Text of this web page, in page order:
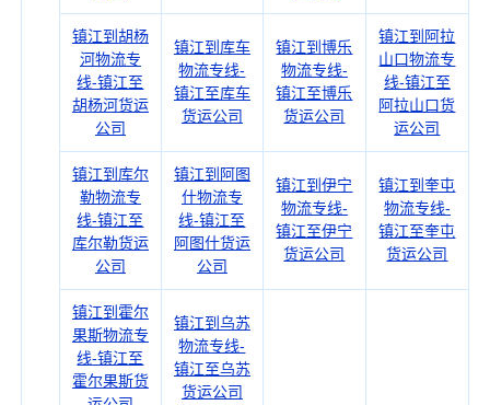
镇江到胡杨
河物流专
线-镇江至
胡杨河货运
公司
镇江到库车
物流专线-
镇江至库车
货运公司
镇江到博乐
物流专线-
镇江至博乐
货运公司
镇江到阿拉
山口物流专
线-镇江至
阿拉山口货
运公司
镇江到库尔
勒物流专
线-镇江至
库尔勒货运
公司
镇江到阿图
什物流专
线-镇江至
阿图什货运
公司
镇江到伊宁
物流专线-
镇江至伊宁
货运公司
镇江到奎屯
物流专线-
镇江至奎屯
货运公司
镇江到霍尔
果斯物流专
线-镇江至
霍尔果斯货
镇江到乌苏
物流专线-
镇江至乌苏
货运公司